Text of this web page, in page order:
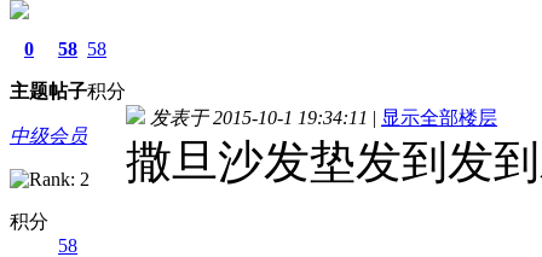
0
主题
58
帖子
58
积分
中级会员
积分
58
发表于 2015-10-1 19:34:11 | 显示全部楼层
撒旦沙发垫发到发